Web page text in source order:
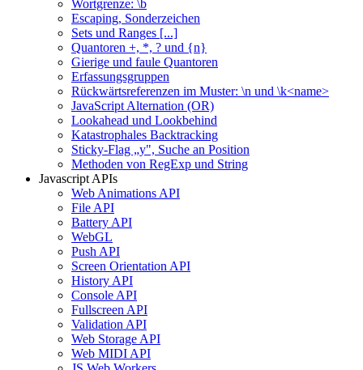
Wortgrenze: \b
Escaping, Sonderzeichen
Sets und Ranges [...]
Quantoren +, *, ? und {n}
Gierige und faule Quantoren
Erfassungsgruppen
Rückwärtsreferenzen im Muster: \n und \k<name>
JavaScript Alternation (OR)
Lookahead und Lookbehind
Katastrophales Backtracking
Sticky-Flag „y", Suche an Position
Methoden von RegExp und String
Javascript APIs
Web Animations API
File API
Battery API
WebGL
Push API
Screen Orientation API
History API
Console API
Fullscreen API
Validation API
Web Storage API
Web MIDI API